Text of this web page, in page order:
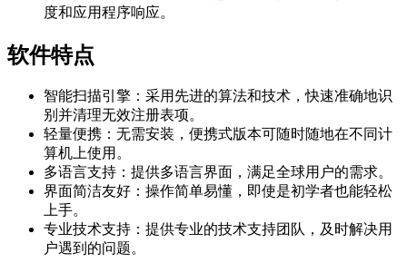
度和应用程序响应。
软件特点
智能扫描引擎：采用先进的算法和技术，快速准确地识
别并清理无效注册表项。
轻量便携：无需安装，便携式版本可随时随地在不同计
算机上使用。
多语言支持：提供多语言界面，满足全球用户的需求。
界面简洁友好：操作简单易懂，即使是初学者也能轻松
上手。
专业技术支持：提供专业的技术支持团队，及时解决用
户遇到的问题。